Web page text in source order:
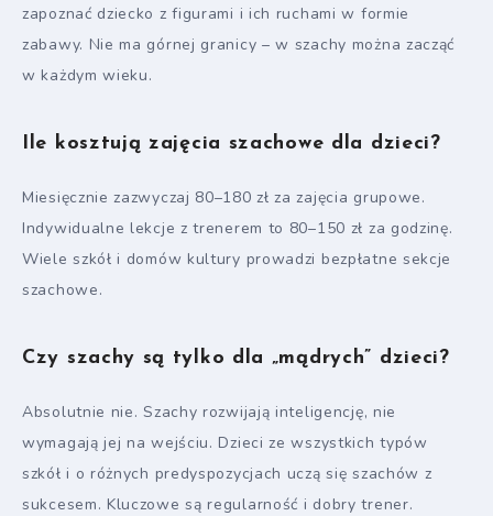
zapoznać dziecko z figurami i ich ruchami w formie
zabawy. Nie ma górnej granicy – w szachy można zacząć
w każdym wieku.
Ile kosztują zajęcia szachowe dla dzieci?
Miesięcznie zazwyczaj 80–180 zł za zajęcia grupowe.
Indywidualne lekcje z trenerem to 80–150 zł za godzinę.
Wiele szkół i domów kultury prowadzi bezpłatne sekcje
szachowe.
Czy szachy są tylko dla „mądrych” dzieci?
Absolutnie nie. Szachy rozwijają inteligencję, nie
wymagają jej na wejściu. Dzieci ze wszystkich typów
szkół i o różnych predyspozycjach uczą się szachów z
sukcesem. Kluczowe są regularność i dobry trener.